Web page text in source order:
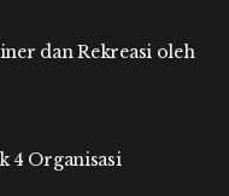
dan Rekreasi oleh
4 Organisasi